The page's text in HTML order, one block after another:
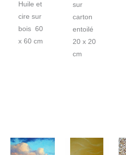
Huile et
cire sur
bois 60
x 60 cm
sur
carton
entoilé
20 x 20
cm